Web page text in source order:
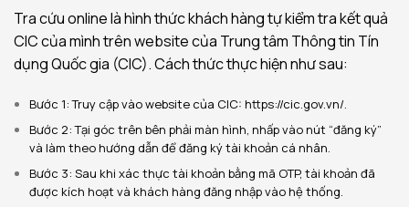
Tra cứu online là hình thức khách hàng tự kiểm tra kết quả
CIC của mình trên website của Trung tâm Thông tin Tín
dụng Quốc gia (CIC). Cách thức thực hiện như sau:
Bước 1: Truy cập vào website của CIC: https://cic.gov.vn/.
Bước 2: Tại góc trên bên phải màn hình, nhấp vào nút “đăng ký”
và làm theo hướng dẫn để đăng ký tài khoản cá nhân.
Bước 3: Sau khi xác thực tài khoản bằng mã OTP, tài khoản đã
được kích hoạt và khách hàng đăng nhập vào hệ thống.